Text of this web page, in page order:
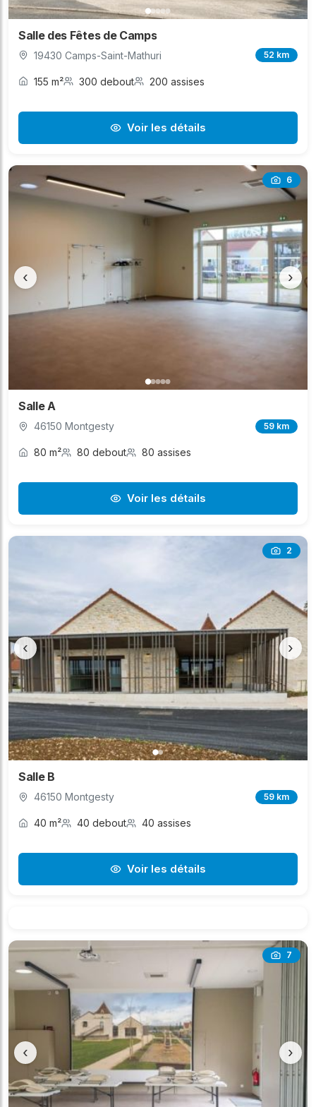
Salle des Fêtes de Camps
19430 Camps-Saint-Mathuri 52 km
155 m² 300 debout 200 assises
Voir les détails
6
‹ ›
Salle A
46150 Montgesty 59 km
80 m² 80 debout 80 assises
Voir les détails
2
‹ ›
Salle B
46150 Montgesty 59 km
40 m² 40 debout 40 assises
Voir les détails
7
‹ ›